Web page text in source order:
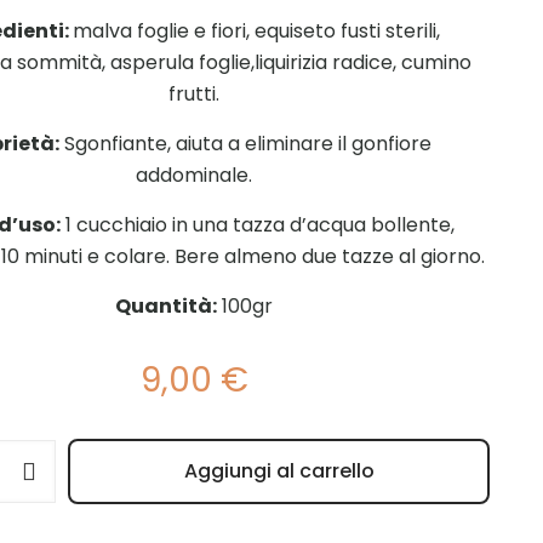
malva foglie e fiori, equiseto fusti sterili,
sommità, asperula foglie,liquirizia radice, cumino
frutti.
Sgonfiante, aiuta a eliminare il gonfiore
addominale.
1 cucchiaio in una tazza d’acqua bollente,
minuti e colare. Bere almeno due tazze al giorno.
Quantità:100gr
9,00 €
Aggiungi al carrello